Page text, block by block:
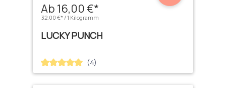
Ab 16,00 €*
32,00 €* / 1 Kilogramm
LUCKY PUNCH
Durchschnittliche Bewertung von 5 von 5 Sternen
(4)